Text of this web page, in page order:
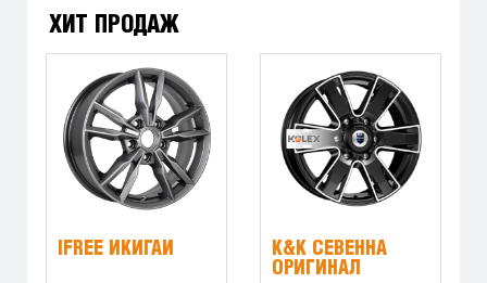
ХИТ ПРОДАЖ
IFREE ИКИГАЙ
K&K СЕВЕННА
ОРИГИНАЛ